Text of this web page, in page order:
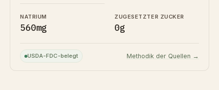
NATRIUM
560mg
ZUGESETZTER ZUCKER
0g
USDA-FDC-belegt Methodik der Quellen →